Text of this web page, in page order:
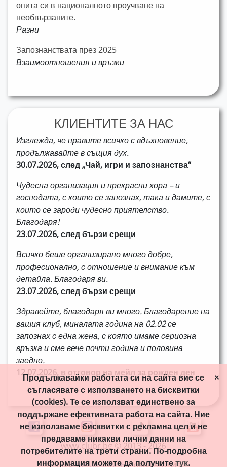
опита си в националното проучване на
необвързаните.
Разни
Запознанствата през 2025
Взаимоотношения и връзки
КЛИЕНТИТЕ ЗА НАС
Изглежда, че правите всичко с вдъхновение,
продължавайте в същия дух.
30.07.2026, след „Чай, игри и запознанства“
Чудесна организация и прекрасни хора – и
господата, с които се запознах, така и дамите, с
които се зароди чудесно приятелство.
Благодаря!
23.07.2026, след бързи срещи
Всичко беше организирано много добре,
професионално, с отношение и внимание към
детайла. Благодаря ви.
23.07.2026, след бързи срещи
Здравейте, благодаря ви много. Благодарение на
вашия клуб, миналата година на 02.02 се
запознах с една жена, с която имаме сериозна
връзка и сме вече почти година и половина
заедно.
12.07.2026, в отговор на мейл за рожден ден
www.clubr.bg © 2013 - 2026
Продължавайки работата си на сайта вие се
съгласявате с използването на бисквитки
(cookies). Те се използват единствено за
поддържане ефективната работа на сайта. Ние
не използваме бисквитки с рекламна цел и не
предаваме никакви лични данни на
потребителите на трети страни. По-подробна
информация можете да получитетук.
×